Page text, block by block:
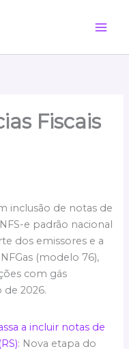
Fiscais
inclusão de notas de
e padrão nacional
dos emissores e a
(modelo 76),
com gás
2026.
a incluir notas de
: Nova etapa do